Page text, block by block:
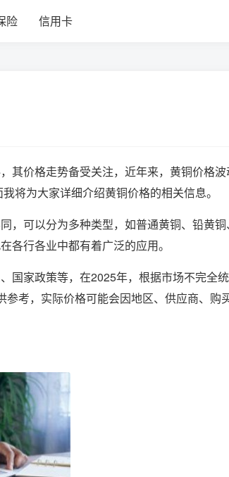
险 信用卡
其价格走势备受关注，近年来，黄铜价格波
将为大家详细介绍黄铜价格的相关信息。
，可以分为多种类型，如普通黄铜、铅黄铜
各行各业中都有着广泛的应用。
国家政策等，在2025年，根据市场不完全统
考，实际价格可能会因地区、供应商、购